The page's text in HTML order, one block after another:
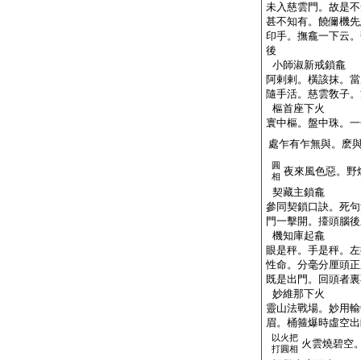
未入慈雲門。故是
甚不知有。饒儞機
印手。撫龕一下云
後
小師淑新戒鎖龕
阿剌剌。橫該抹。
隨手活。慈雲敎子
樞首座下火
寰中樞。盤中珠。
處乍有乍無與。麽
圓
相 夜來風色惡。野
契藏主鎖龕
參同契鎖口訣。死
門一擊開。擡頭腦
機知庫起龕
眼是秤。手是秤。
性命。分毫分厘頭
既是出門。回頭者
妙維那下火
靈山法戰場。妙用
眉。桶箍爆時虛空
以火把
打圓相 火雲燒碧空